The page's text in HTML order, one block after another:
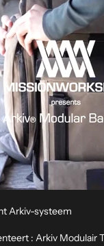
Arkiv-systeem
: Arkiv Modulair